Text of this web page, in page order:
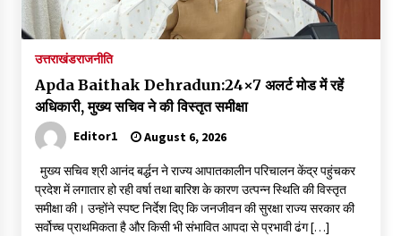
Thought Of The Day 13 May
Thought Of The Day 12 May
May 12, 2022
Thought Of The Day 11 May
May 11, 2022
उत्तराखंडराजनीति
Apda Baithak Dehradun:24×7 अलर्ट मोड में रहें
अधिकारी, मुख्य सचिव ने की विस्तृत समीक्षा
Editor1 August 6, 2026
मुख्य सचिव श्री आनंद बर्द्धन ने राज्य आपातकालीन परिचालन केंद्र पहुंचकर
प्रदेश में लगातार हो रही वर्षा तथा बारिश के कारण उत्पन्न स्थिति की विस्तृत
समीक्षा की। उन्होंने स्पष्ट निर्देश दिए कि जनजीवन की सुरक्षा राज्य सरकार की
सर्वोच्च प्राथमिकता है और किसी भी संभावित आपदा से प्रभावी ढंग […]